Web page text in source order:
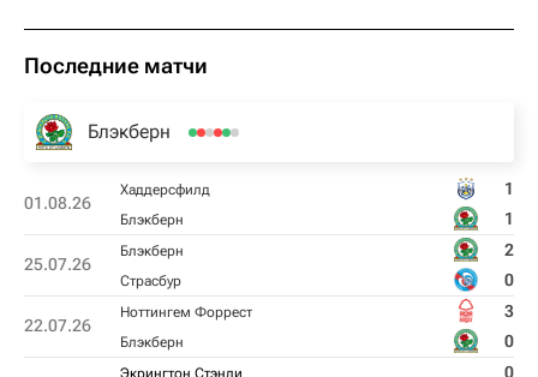
Последние матчи
Блэкберн
01.08.26
Хаддерсфилд 1
Блэкберн 1
25.07.26
Блэкберн 2
Страсбур 0
22.07.26
Ноттингем Форрест 3
Блэкберн 0
Экрингтон Стэнли 0